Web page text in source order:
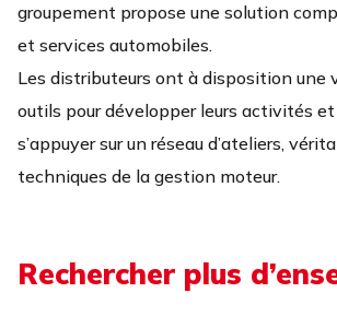
groupement propose une solution
et services automobiles.
Les distributeurs ont à disposition une
outils pour développer leurs activités
s’appuyer sur un réseau d’ateliers,
techniques de la gestion moteur.
Rechercher plus